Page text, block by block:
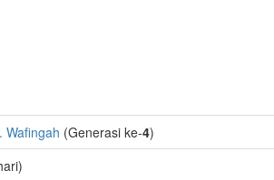
Wafingah (Generasi ke-4)